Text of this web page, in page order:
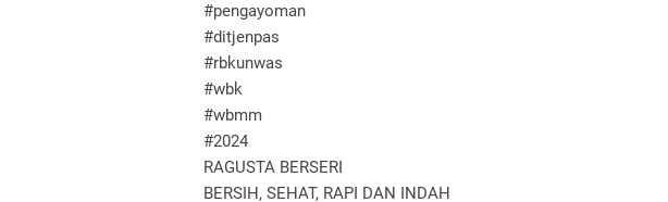
#pengayoman
#ditjenpas
#rbkunwas
#wbk
#wbmm
#2024
RAGUSTA BERSERI
BERSIH, SEHAT, RAPI DAN INDAH